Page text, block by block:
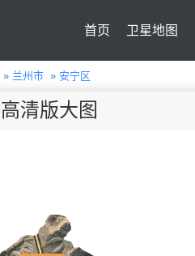
首页 卫星地图
» 兰州市 » 安宁区
清版大图